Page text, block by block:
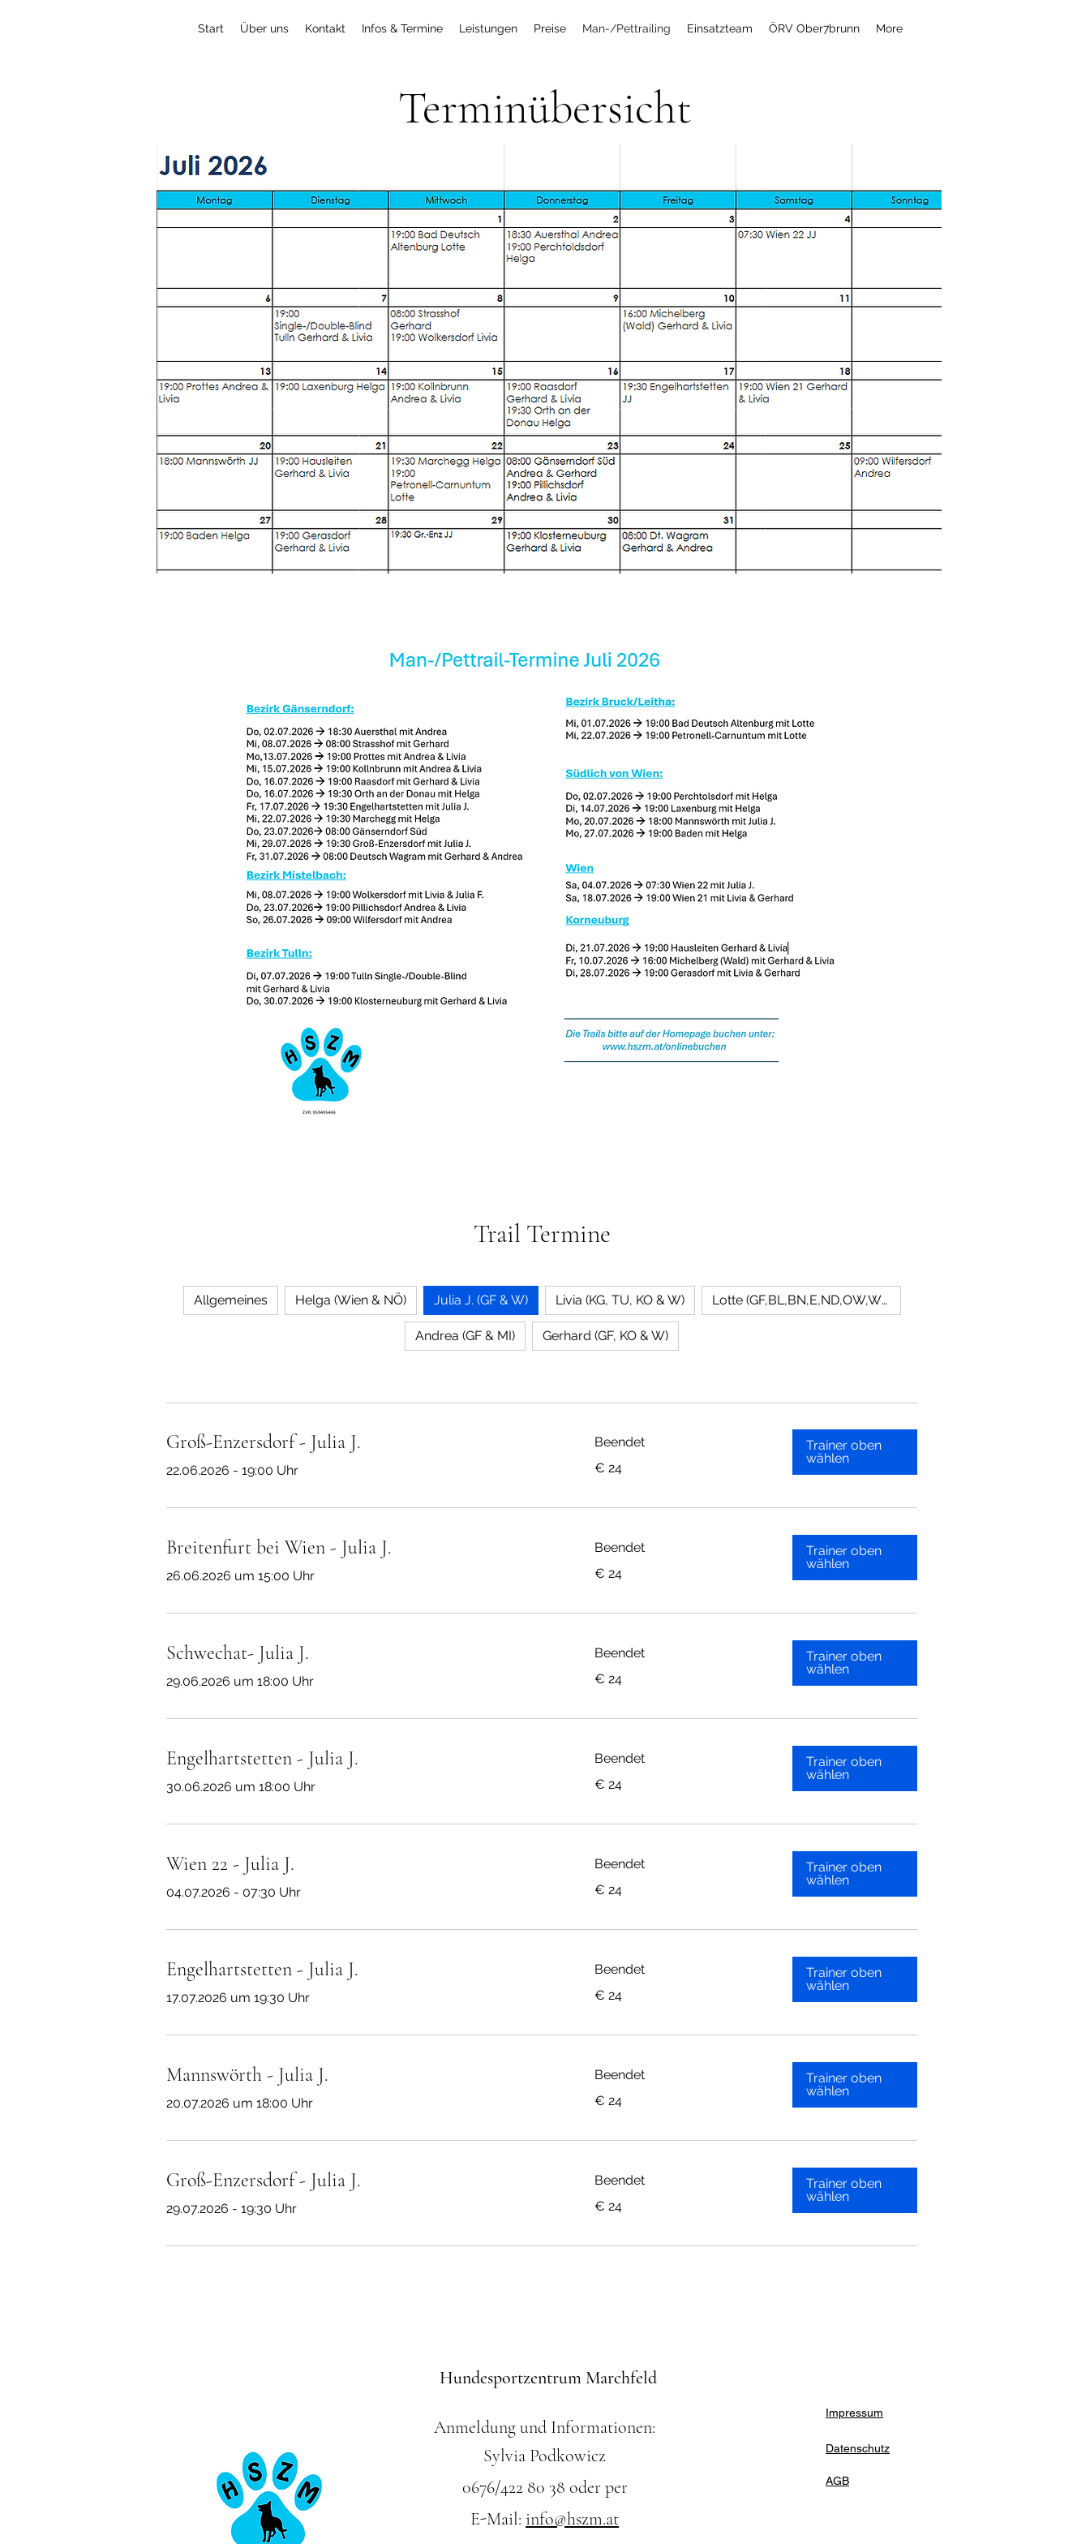
Start Über uns Kontakt Infos & Termine Leistungen Preise Man-/Pettrailing Einsatzteam ÖRV Ober7brunn More
Terminübersicht
Trail Termine
Allgemeines Helga (Wien & NÖ) Julia J. (GF & W) Livia (KG, TU, KO & W) Lotte (GF,BL,BN,E,ND,OW,WN,NK,MD,TU,ZT)
Andrea (GF & MI) Gerhard (GF, KO & W)
Groß-Enzersdorf - Julia J.
22.06.2026 - 19:00 Uhr
Beendet
Euro
€ 24
Trainer oben
wählen
Breitenfurt bei Wien - Julia J.
26.06.2026 um 15:00 Uhr
Beendet
Euro
€ 24
Trainer oben
wählen
Schwechat- Julia J.
29.06.2026 um 18:00 Uhr
Beendet
Euro
€ 24
Trainer oben
wählen
Engelhartstetten - Julia J.
30.06.2026 um 18:00 Uhr
Beendet
Euro
€ 24
Trainer oben
wählen
Wien 22 - Julia J.
04.07.2026 - 07:30 Uhr
Beendet
Euro
€ 24
Trainer oben
wählen
Engelhartstetten - Julia J.
17.07.2026 um 19:30 Uhr
Beendet
Euro
€ 24
Trainer oben
wählen
Mannswörth - Julia J.
20.07.2026 um 18:00 Uhr
Beendet
Euro
€ 24
Trainer oben
wählen
Groß-Enzersdorf - Julia J.
29.07.2026 - 19:30 Uhr
Beendet
Euro
€ 24
Trainer oben
wählen
Hundesportzentrum Marchfeld
Anmeldung und Informationen:
Sylvia Podkowicz
0676/422 80 38 oder per
E-Mail: info@hszm.at
Impressum
Datenschutz
AGB